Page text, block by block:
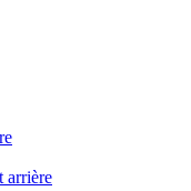
arrière